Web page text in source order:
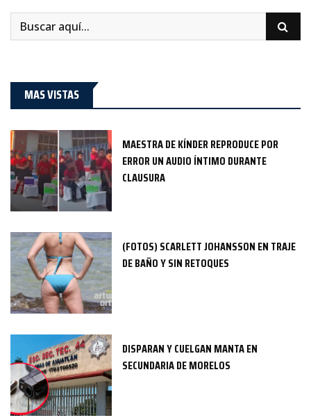
MAS VISTAS
MAESTRA DE KÍNDER REPRODUCE POR
ERROR UN AUDIO ÍNTIMO DURANTE
CLAUSURA
(FOTOS) SCARLETT JOHANSSON EN TRAJE
DE BAÑO Y SIN RETOQUES
DISPARAN Y CUELGAN MANTA EN
SECUNDARIA DE MORELOS